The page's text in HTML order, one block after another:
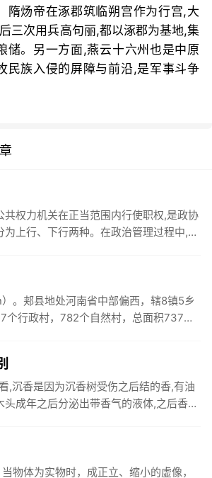
隋炀帝在涿郡筑临朔宫作为行宫,大
三次用兵高句丽,都以涿郡为基地,集
储。另一方面,燕云十六州也是中原
民族入侵的屏障与前沿,是军事斗争
共权力机关在正当范围内行使职权,是政协
上行、下行两种。在政治管理过程中,为
。郏县地处河南省中部偏西，辖8镇5乡
个行政村，782个自然村，总面积737平
,沉香是因为沉香树受伤之后结的香,有油
头成年之后分泌出带香气的液体,之后香气
物体为实物时，成正立、缩小的虚像，